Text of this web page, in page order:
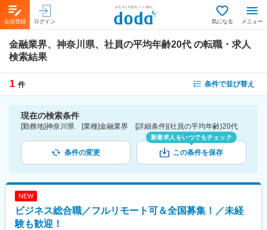
会員登録 ログイン 気になる メニュー
金融業界、神奈川県、社員の平均年齢20代 の転職・求人
検索結果
1 件 条件で並び替え
現在の検索条件
[勤務地]神奈川県 [業種]金融業界 [詳細条件](社員の平均年齢)20代
条件の変更
新着求人をいつでもチェック
この条件を保存
NEW
ビジネス総合職／フルリモート可＆全国募集！／未経
験も歓迎！